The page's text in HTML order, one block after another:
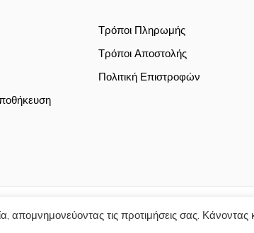
Τρόποι Πληρωμής
Τρόποι Αποστολής
Πολιτική Επιστροφών
Τρόποι
τις προτιμήσεις σας. Κάνοντας